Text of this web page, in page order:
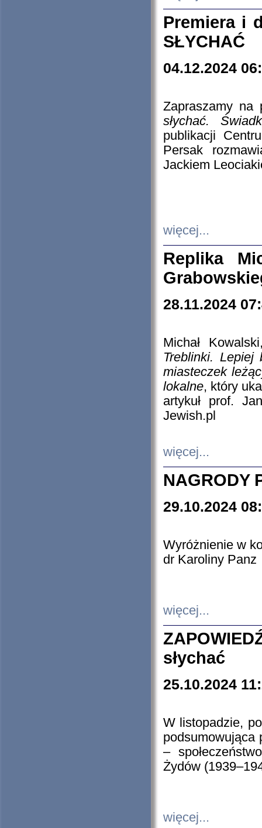
Premiera i
SŁYCHAĆ
04.12.2024
Zapraszamy
słychać.
publikacji
Persak
Jackiem
więcej...
Replika
28.11.2024
Michał
Treblinki. Lepiej
miasteczek
lokalne, który
artykuł prof.
Jewish.pl
więcej...
NAGRODY
29.10.2024
Wyróżnienie w
dr Karoliny Panz
więcej...
słychać
25.10.2024
W listopadzie,
podsumowująca
–
Żydów
więcej...